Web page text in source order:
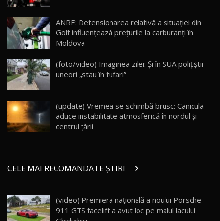
17 20:06
30:08
AutoBlog.MD
23:36
20
Noul ZEEKR 7X / Test Drive AutoBlog.MD
29:08
21
Micul BYD Dolphin Surf / Test Drive
AutoBlog.MD
16:59
22
Noua Mazda 6e / Test Drive AutoBlog.MD
26:59
ANRE: Detensionarea relativă a situației din
Golf influențează prețurile la carburanți în
Moldova
(foto/video) Imaginea zilei: Și în SUA polițiștii
uneori „stau în tufari”
(update) Vremea se schimbă brusc: Canicula
aduce instabilitate atmosferică în nordul și
centrul țării
CELE MAI RECOMANDATE ȘTIRI
(video) Premiera națională a noului Porsche
911 GTS facelift a avut loc pe malul lacului